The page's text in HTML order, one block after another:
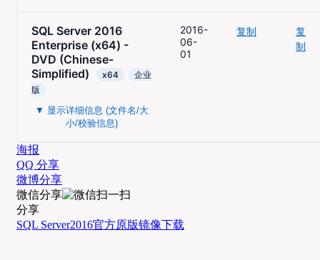
SQL Server 2016
Enterprise (x64) -
DVD (Chinese-
Simplified)
x64
企业
版
▼ 显示详细信息 (文件名/大
小/校验信息)
2016-
06-
01
复制
复
制
海报
QQ 分享
微博分享
微信分享
分享
SQL Server2016官方原版镜像下载